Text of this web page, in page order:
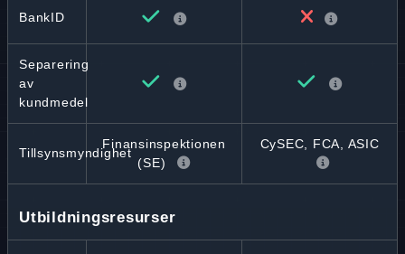
BankID
Separering
av
kundmedel
Tillsynsmyndighet
Finansinspektionen
(SE)
CySEC, FCA, ASIC
Utbildningsresurser